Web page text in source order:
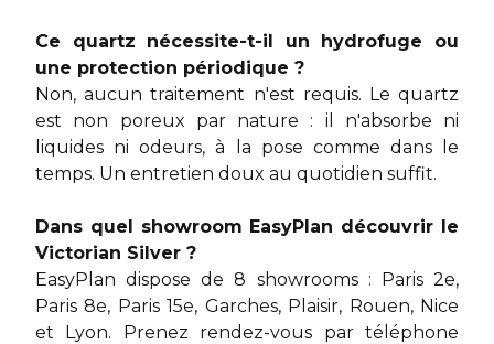
Ce quartz nécessite-t-il un hydrofuge ou
une protection périodique ?
Non, aucun traitement n'est requis. Le quartz
est non poreux par nature : il n'absorbe ni
liquides ni odeurs, à la pose comme dans le
temps. Un entretien doux au quotidien suffit.
Dans quel showroom EasyPlan découvrir le
Victorian Silver ?
EasyPlan dispose de 8 showrooms : Paris 2e,
Paris 8e, Paris 15e, Garches, Plaisir, Rouen, Nice
et Lyon. Prenez rendez-vous par téléphone